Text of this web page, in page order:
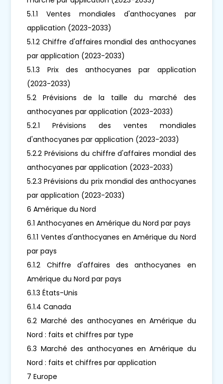
5.1.1 Ventes mondiales d'anthocyanes par
application (2023-2033)
5.1.2 Chiffre d'affaires mondial des anthocyanes
par application (2023-2033)
5.1.3 Prix des anthocyanes par application
(2023-2033)
5.2 Prévisions de la taille du marché des
anthocyanes par application (2023-2033)
5.2.1 Prévisions des ventes mondiales
d'anthocyanes par application (2023-2033)
5.2.2 Prévisions du chiffre d'affaires mondial des
anthocyanes par application (2023-2033)
5.2.3 Prévisions du prix mondial des anthocyanes
par application (2023-2033)
6 Amérique du Nord
6.1 Anthocyanes en Amérique du Nord par pays
6.1.1 Ventes d'anthocyanes en Amérique du Nord
par pays
6.1.2 Chiffre d'affaires des anthocyanes en
Amérique du Nord par pays
6.1.3 États-Unis
6.1.4 Canada
6.2 Marché des anthocyanes en Amérique du
Nord : faits et chiffres par type
6.3 Marché des anthocyanes en Amérique du
Nord : faits et chiffres par application
7 Europe